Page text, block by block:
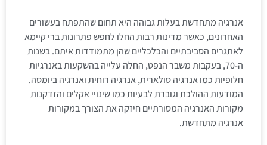
אנרגיה מתחדשת בעלות גבוהה היא תחום שהתפתח בעשורים
האחרונים, כאשר מדינות רבות החלו לחפש פתרונות ברי קיימא
לאתגרים הסביבתיים והכלכליים שהן מתמודדות איתם. בשנות
ה-70, בעקבות משבר הנפט, החלה עלייה בהשקעות באנרגיות
חלופיות כמו אנרגיה סולארית, אנרגיה רוחית ואנרגיה ביומסה.
המודעות ההולכת וגוברת לבעיות כמו שינויי אקלים והזדקנות
מקורות האנרגיה המסורתיים חיזקה את הצורך במקורות
אנרגיה מתחדשת.